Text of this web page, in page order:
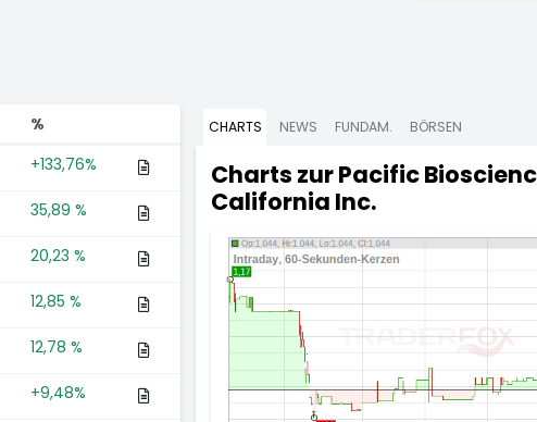
%
+133,76%
35,89 %
20,23 %
12,85 %
12,78 %
+9,48%
CHARTS NEWS FUNDAM. BÖRSEN
Charts zurPacific
California Inc.